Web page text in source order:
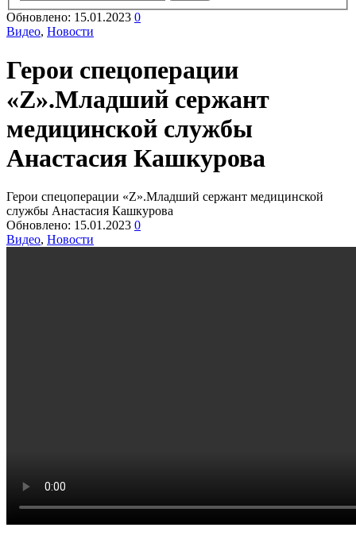
Обновлено: 15.01.2023 0
Видео, Новости
Герои спецоперации
«Z».Младший сержант
медицинской службы
Анастасия Кашкурова
Герои спецоперации «Z».Младший сержант медицинской
службы Анастасия Кашкурова
Обновлено: 15.01.2023 0
Видео, Новости